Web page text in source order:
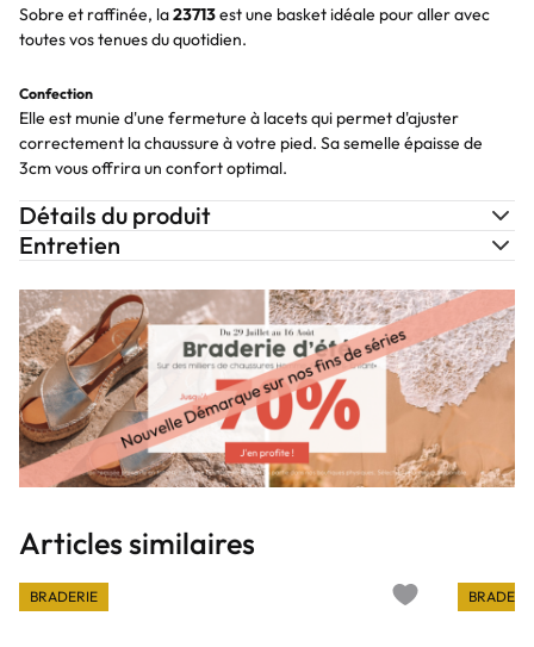
Sobre et raffinée, la23713est une basket idéale pour aller avec
toutes vos tenues du quotidien.
Confection
Elle est munie d'une fermeture à lacets qui permet d'ajuster
correctement la chaussure à votre pied. Sa semelle épaisse de
3cm vous offrira un confort optimal.
Détails du produit
Entretien
Articles similaires
BRADERIE